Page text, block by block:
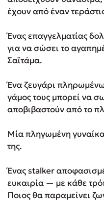
έχουν από έναν
Ένας επαγγελματίας
για να σώσει το
Σαϊτάμα.
Ένα ζευγάρι
γάμος τους μπορεί να
αποβιβαστούν από το
Μία πληγωμένη
της.
Ένας stalker
ευκαιρία — με κάθε
Ποιος θα παραμείνει